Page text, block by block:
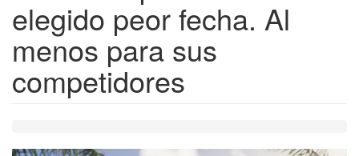
elegido peor fecha. Al
menos para sus
competidores